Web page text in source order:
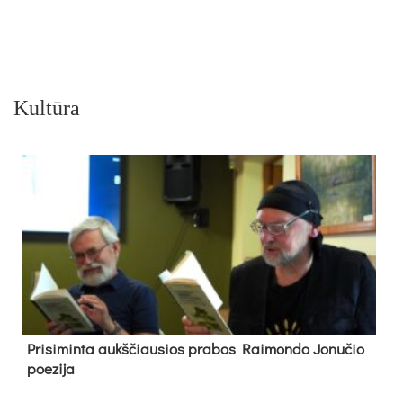
Kultūra
Pri­si­min­ta aukš­čiau­sios pra­bos Rai­mon­do Jo­nu­čio
poe­zi­ja